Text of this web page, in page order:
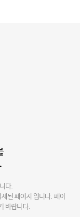
다.
된 페이지 입니다. 페이
바랍니다.